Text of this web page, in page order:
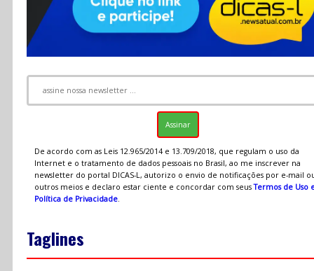
De acordo com as Leis 12.965/2014 e 13.709/2018, que regulam o uso da
Internet e o tratamento de dados pessoais no Brasil, ao me inscrever na
newsletter do portal DICAS-L, autorizo o envio de notificações por e-mail
outros meios e declaro estar ciente e concordar com seusTermos de Uso
Política de Privacidade.
Taglines